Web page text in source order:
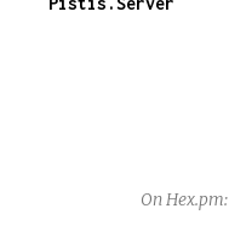
On Hex.pm: